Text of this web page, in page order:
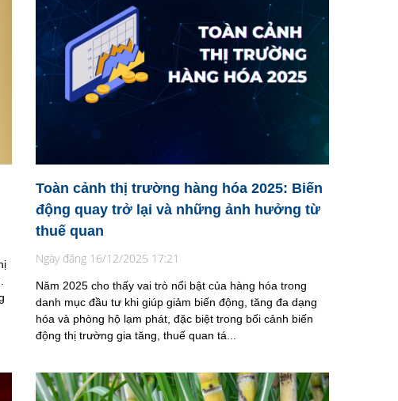
Toàn cảnh thị trường hàng hóa 2025: Biến
động quay trở lại và những ảnh hưởng từ
thuế quan
Ngày đăng 16/12/2025 17:21
Năm 2025 cho thấy vai trò nổi bật của hàng hóa trong
danh mục đầu tư khi giúp giảm biến động, tăng đa dạng
hóa và phòng hộ lạm phát, đặc biệt trong bối cảnh biến
động thị trường gia tăng, thuế quan tá...